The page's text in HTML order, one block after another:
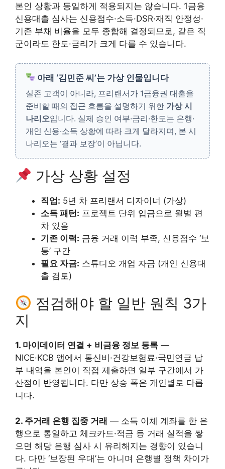
본인 상황과 동일하게 적용되지는 않습니다. 1금융
신용대출 심사는 신용점수·소득·DSR·재직 안정성·
기존 부채 비율을 모두 종합해 결정되므로, 같은 직
군이라도 한도·금리가 크게 다를 수 있습니다.
아래 ‘김민준 씨’는 가상 인물입니다
실존 고객이 아니라, 프리랜서가 1금융권 대출을
준비할 때의 접근 흐름을 설명하기 위한 가상 시
나리오입니다. 실제 승인 여부·금리·한도는 은행·
개인 신용·소득 상황에 따라 크게 달라지며, 본 시
나리오는 ‘결과 보장’이 아닙니다.
가상 상황 설정
직업: 5년 차 프리랜서 디자이너 (가상)
소득 패턴: 프로젝트 단위 입금으로 월별 편
차 있음
기존 이력: 금융 거래 이력 부족, 신용점수 ‘보
통’ 구간
필요 자금: 스튜디오 개업 자금 (개인 신용대
출 검토)
점검해야 할 일반 원칙 3가
지
1. 마이데이터 연결 + 비금융 정보 등록 —
NICE·KCB 앱에서 통신비·건강보험료·국민연금 납
부 내역을 본인이 직접 제출하면 일부 구간에서 가
산점이 반영됩니다. 다만 상승 폭은 개인별로 다릅
니다.
2. 주거래 은행 집중 거래 — 소득 이체 계좌를 한 은
행으로 통일하고 체크카드·적금 등 거래 실적을 쌓
으면 해당 은행 심사 시 유리해지는 경향이 있습니
다. 다만 ‘보장된 우대’는 아니며 은행별 정책 차이가